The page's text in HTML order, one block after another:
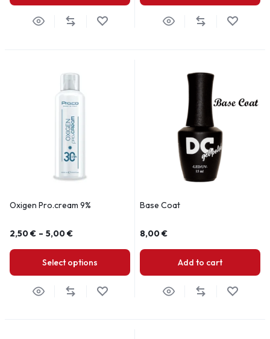
Oxigen Pro.cream 9%
2,50€ – 5,00€
Select options
Base Coat
8,00€
Add to cart